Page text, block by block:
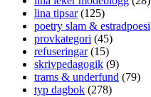
lina tipsar(125)
poetry slam & estradpoesi
provkategori (45)
refuseringar(15)
skrivpedagogik (9)
trams & underfund (79)
typ dagbok (278)